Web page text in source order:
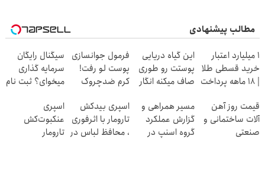
مطالب پیشنهادی
۱ میلیارد اعتبار
خرید قسطی طلا
| ۱۸ ماهه پرداخت
این گیاه دریایی
پوستت رو طوری
صاف میکنه انگار
شدی🔥
فرمول جوانسازی
پوست لو رفت!
کرم ضدچروک
سیگنال رایگان
سرمایه گذاری
میخوای؟ ثبت نام
قیمت روز آهن
آلات ساختمانی و
صنعتی
مسیر همراهی و
گزارش عملکرد
گروه اسنپ در
اسپری بیدکش
تارومار با اثرفوری
، محافظ لباس در
اسپری
عنکبوت‌‌کش
تارومار